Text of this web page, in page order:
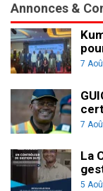
Annonces &
7
7
La
5